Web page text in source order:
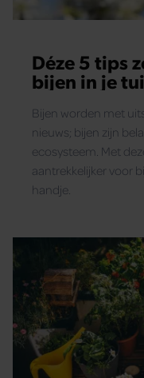
verzameld op basis
gaat akkoord met
Déze 5 tips
bijen in je
Bijen worden met
nieuws; bijen zijn
ecosysteem. Met
aantrekkelijker voor
handje.